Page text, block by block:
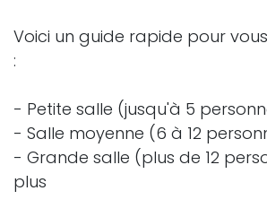
Voici un guide rapide pour
:
- Petite salle (jusqu'à 5
- Salle moyenne (6 à 12
- Grande salle (plus de 12
plus